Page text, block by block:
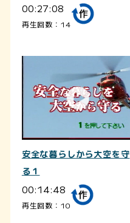
00:27:08
再生回数：14
安全な暮らしから大空を守
る１
00:14:48
再生回数：10